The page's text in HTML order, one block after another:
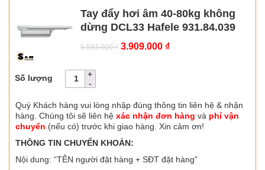
Tay đẩy hơi âm 40-80kg không
dừng DCL33 Hafele 931.84.039
5.583.000₫ Giá
3.909.000 ₫Giá
Số lượng
Quý Khách hàng vui lòng nhập đúng thông tin liên hệ & nhận
hàng. Chúng tôi sẽ liên hệ xác nhận đơn hàng và phí vận
chuyển (nếu có) trước khi giao hàng. Xin cảm ơn!
THÔNG TIN CHUYỂN KHOẢN:
Nội dung: “TÊN người đặt hàng + SĐT đặt hàng”